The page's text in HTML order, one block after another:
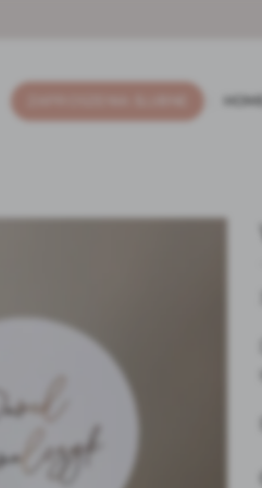
HOME